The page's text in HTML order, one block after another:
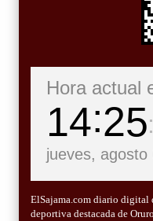
Hora actual
14 26
jueves, agosto
ElSajama.com diario digital
deportiva destacada de